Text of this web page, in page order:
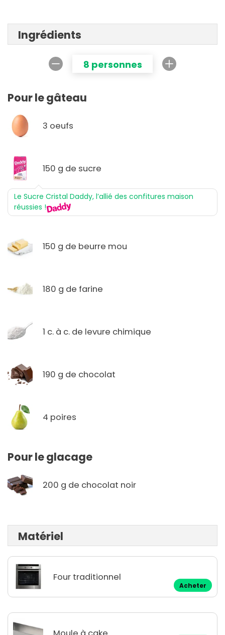
Ingrédients
8 personnes
Pour le gâteau
3 oeufs
150 g de sucre
Le Sucre Cristal Daddy, l’allié des confitures maison
réussies !
150 g de beurre mou
180 g de farine
1 c. à c. de levure chimique
190 g de chocolat
4 poires
Pour le glacage
200 g de chocolat noir
Matériel
Four traditionnel
Acheter